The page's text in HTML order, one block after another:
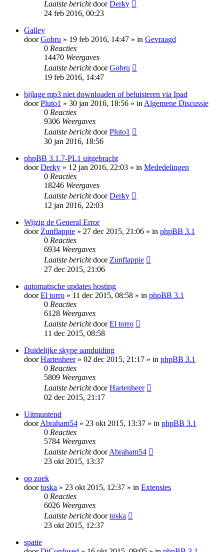
Laatste berichtdoorDerky
24 feb 2016, 00:23
Galley
doorGobru » 19 feb 2016, 14:47 » in Gevraagd
0 Reacties
14470 Weergaves
Laatste berichtdoorGobru
19 feb 2016, 14:47
bijlage mp3 niet downloaden of beluisteren via Ipad
doorPluto1 » 30 jan 2016, 18:56 » inAlgemene Discussie
0 Reacties
9306 Weergaves
Laatste berichtdoorPluto1
30 jan 2016, 18:56
phpBB 3.1.7-PL1 uitgebracht
doorDerky » 12 jan 2016, 22:03 » in Mededelingen
0 Reacties
18246 Weergaves
Laatste berichtdoorDerky
12 jan 2016, 22:03
Wijzig de General Error
doorZunflappie » 27 dec 2015, 21:06 » in phpBB 3.1
0 Reacties
6934 Weergaves
Laatste berichtdoorZunflappie
27 dec 2015, 21:06
automatische updates hosting
doorEl torro » 11 dec 2015, 08:58 » in phpBB 3.1
0 Reacties
6128 Weergaves
Laatste berichtdoorEl torro
11 dec 2015, 08:58
Duidelijke skype aanduiding
doorHartenheer» 02 dec 2015, 21:17 » in phpBB 3.1
0 Reacties
5809 Weergaves
Laatste berichtdoorHartenheer
02 dec 2015, 21:17
Uitmuntend
doorAbraham54 » 23 okt 2015, 13:37 » in phpBB 3.1
0 Reacties
5784 Weergaves
Laatste berichtdoorAbraham54
23 okt 2015, 13:37
op zoek
doortoska » 23 okt 2015, 12:37 » in Extensies
0 Reacties
6026 Weergaves
Laatste berichtdoortoska
23 okt 2015, 12:37
spatie